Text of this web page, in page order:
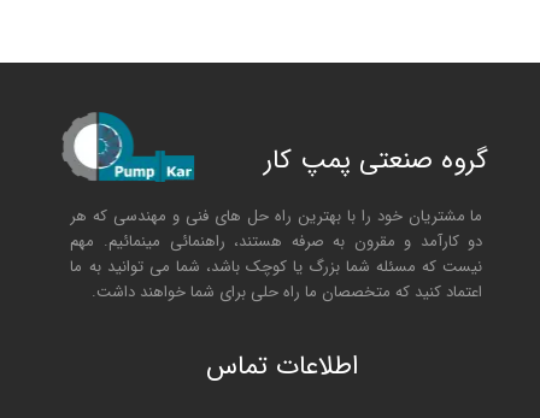
گروه صنعتی پمپ کار
ما مشتریان خود را با بهترین راه حل های فنی و مهندسی که هر
دو کارآمد و مقرون به صرفه هستند، راهنمائی مینمائیم. مهم
نیست که مسئله شما بزرگ یا کوچک باشد، شما می توانید به ما
اعتماد کنید که متخصصان ما راه حلی برای شما خواهند داشت.
اطلاعات تماس